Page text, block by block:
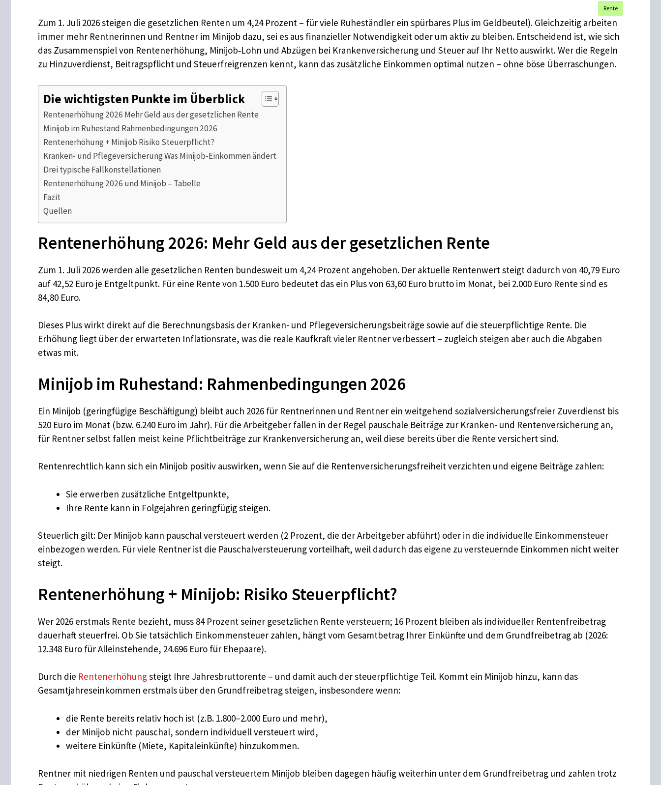
Rente
Zum 1. Juli 2026 steigen die gesetzlichen Renten um 4,24 Prozent – für viele Ruheständler ein spürbares Plus im Geldbeutel). Gleichzeitig arbeiten
immer mehr Rentnerinnen und Rentner im Minijob dazu, sei es aus finanzieller Notwendigkeit oder um aktiv zu bleiben. Entscheidend ist, wie sich
das Zusammenspiel von Rentenerhöhung, Minijob‐Lohn und Abzügen bei Krankenversicherung und Steuer auf Ihr Netto auswirkt. Wer die Regeln
zu Hinzuverdienst, Beitragspflicht und Steuerfreigrenzen kennt, kann das zusätzliche Einkommen optimal nutzen – ohne böse Überraschungen.
Die wichtigsten Punkte im Überblick
Rentenerhöhung 2026 Mehr Geld aus der gesetzlichen Rente
Minijob im Ruhestand Rahmenbedingungen 2026
Rentenerhöhung + Minijob Risiko Steuerpflicht?
Kranken- und Pflegeversicherung Was Minijob‐Einkommen ändert
Drei typische Fallkonstellationen
Rentenerhöhung 2026 und Minijob – Tabelle
Fazit
Quellen
Rentenerhöhung 2026: Mehr Geld aus der gesetzlichen Rente
Zum 1. Juli 2026 werden alle gesetzlichen Renten bundesweit um 4,24 Prozent angehoben. Der aktuelle Rentenwert steigt dadurch von 40,79 Euro
auf 42,52 Euro je Entgeltpunkt. Für eine Rente von 1.500 Euro bedeutet das ein Plus von 63,60 Euro brutto im Monat, bei 2.000 Euro Rente sind es
84,80 Euro.
Dieses Plus wirkt direkt auf die Berechnungsbasis der Kranken- und Pflegeversicherungsbeiträge sowie auf die steuerpflichtige Rente. Die
Erhöhung liegt über der erwarteten Inflationsrate, was die reale Kaufkraft vieler Rentner verbessert – zugleich steigen aber auch die Abgaben
etwas mit.
Minijob im Ruhestand: Rahmenbedingungen 2026
Ein Minijob (geringfügige Beschäftigung) bleibt auch 2026 für Rentnerinnen und Rentner ein weitgehend sozialversicherungsfreier Zuverdienst bis
520 Euro im Monat (bzw. 6.240 Euro im Jahr). Für die Arbeitgeber fallen in der Regel pauschale Beiträge zur Kranken- und Rentenversicherung an,
für Rentner selbst fallen meist keine Pflichtbeiträge zur Krankenversicherung an, weil diese bereits über die Rente versichert sind.
Rentenrechtlich kann sich ein Minijob positiv auswirken, wenn Sie auf die Rentenversicherungsfreiheit verzichten und eigene Beiträge zahlen:
Sie erwerben zusätzliche Entgeltpunkte,
Ihre Rente kann in Folgejahren geringfügig steigen.
Steuerlich gilt: Der Minijob kann pauschal versteuert werden (2 Prozent, die der Arbeitgeber abführt) oder in die individuelle Einkommensteuer
einbezogen werden. Für viele Rentner ist die Pauschalversteuerung vorteilhaft, weil dadurch das eigene zu versteuernde Einkommen nicht weiter
steigt.
Rentenerhöhung + Minijob: Risiko Steuerpflicht?
Wer 2026 erstmals Rente bezieht, muss 84 Prozent seiner gesetzlichen Rente versteuern; 16 Prozent bleiben als individueller Rentenfreibetrag
dauerhaft steuerfrei. Ob Sie tatsächlich Einkommensteuer zahlen, hängt vom Gesamtbetrag Ihrer Einkünfte und dem Grundfreibetrag ab (2026:
12.348 Euro für Alleinstehende, 24.696 Euro für Ehepaare).
Durch die Rentenerhöhungsteigt Ihre Jahresbruttorente – und damit auch der steuerpflichtige Teil. Kommt ein Minijob hinzu, kann das
Gesamtjahreseinkommen erstmals über den Grundfreibetrag steigen, insbesondere wenn:
die Rente bereits relativ hoch ist (z.B. 1.800–2.000 Euro und mehr),
der Minijob nicht pauschal, sondern individuell versteuert wird,
weitere Einkünfte (Miete, Kapitaleinkünfte) hinzukommen.
Rentner mit niedrigen Renten und pauschal versteuertem Minijob bleiben dagegen häufig weiterhin unter dem Grundfreibetrag und zahlen trotz